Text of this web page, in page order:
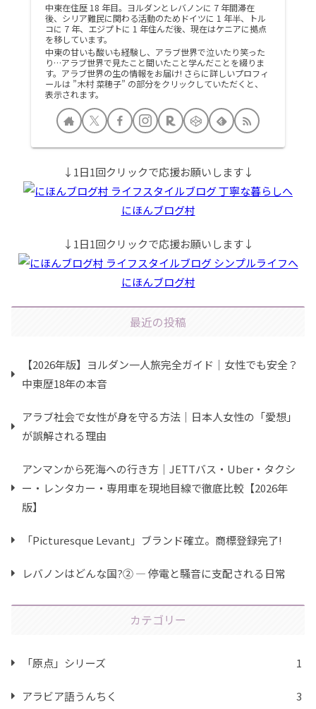
中東在住歴 18 年目。ヨルダンとレバノンに 7 年間滞在
後、シリア難民に関わる活動のためドイツに 1 年半、トル
コに 7 年、エジプトに 1 年住んだ後、現在はケニアに拠点
を移しています。
中東の甘いも酸いも経験し、アラブ世界で泣いたり笑った
り…アラブ世界で見たこと聞いたこと学んだことを綴りま
す。アラブ世界の生の情報をお届け! さらに詳しいプロフィ
ールは ”木村 菜穂子” の部分をクリックしていただくと、
表示されます。
↓1日1回クリックで応援お願いします↓
にほんブログ村
↓1日1回クリックで応援お願いします↓
にほんブログ村
最近の投稿
【2026年版】ヨルダン一人旅完全ガイド｜女性でも安全？
中東歴18年の本音
アラブ社会で女性が身を守る方法｜日本人女性の「愛想」
が誤解される理由
アンマンから死海への行き方｜JETTバス・Uber・タクシ
ー・レンタカー・専用車を現地目線で徹底比較【2026年
版】
「Picturesque Levant」ブランド確立。商標登録完了!
レバノンはどんな国?② ― 停電と騒音に支配される日常
カテゴリー
「原点」シリーズ 1
アラビア語うんちく 3